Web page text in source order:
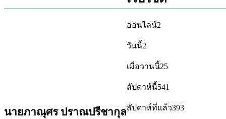
นายภาณุศร ปราณปรีชากุล
ออนไลน์2
วันนี้2
เมื่อวานนี้25
สัปดาห์นี้541
สัปดาห์ที่แล้ว393